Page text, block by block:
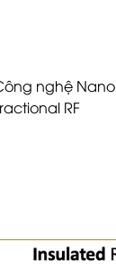
nghệ Nano
RF